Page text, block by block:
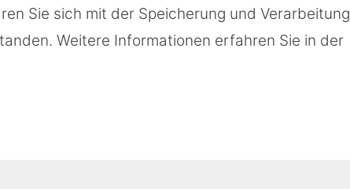
Sie sich mit der Speicherung und Verarbeitung
Weitere Informationen erfahren Sie in der